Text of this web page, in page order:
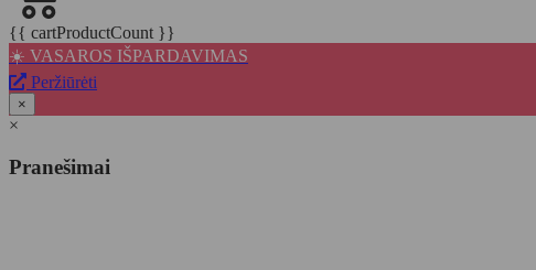
{{ cartProductCount }}
☀️ VASAROS IŠPARDAVIMAS
Peržiūrėti
×
×
Pranešimai